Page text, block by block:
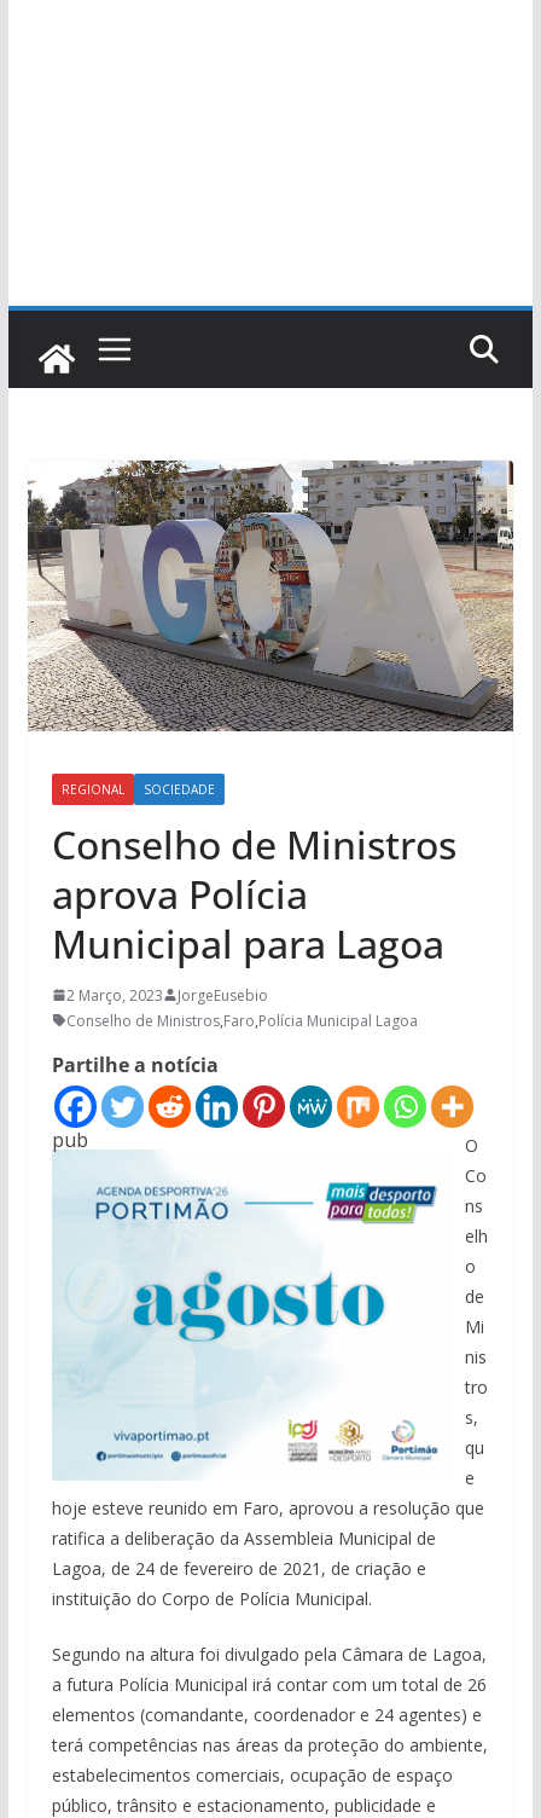
REGIONAL SOCIEDADE
Conselho de Ministros
aprova Polícia
Municipal para Lagoa
2 Março, 2023
JorgeEusebio
Conselho de Ministros,Faro,Polícia Municipal Lagoa
Partilhe a notícia
pub
O
Co
ns
elh
o
de
Mi
nis
tro
s,
qu
e
hoje esteve reunido em Faro, aprovou a resolução que
ratifica a deliberação da Assembleia Municipal de
Lagoa, de 24 de fevereiro de 2021, de criação e
instituição do Corpo de Polícia Municipal.
Segundo na altura foi divulgado pela Câmara de Lagoa,
a futura Polícia Municipal irá contar com um total de 26
elementos (comandante, coordenador e 24 agentes) e
terá competências nas áreas da proteção do ambiente,
estabelecimentos comerciais, ocupação de espaço
público, trânsito e estacionamento, publicidade e